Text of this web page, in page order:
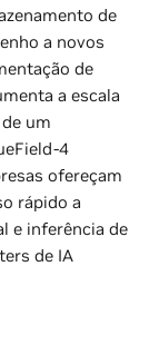
de
a novos
de
a escala
um
4
ofereçam
rápido a
e inferência de
de IA